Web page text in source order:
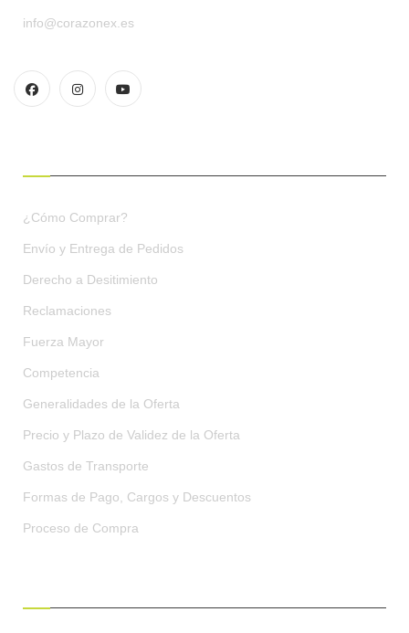
info@corazonex.es
¿Cómo Comprar?
Envío y Entrega de Pedidos
Derecho a Desitimiento
Reclamaciones
Fuerza Mayor
Competencia
Generalidades de la Oferta
Precio y Plazo de Validez de la Oferta
Gastos de Transporte
Formas de Pago, Cargos y Descuentos
Proceso de Compra